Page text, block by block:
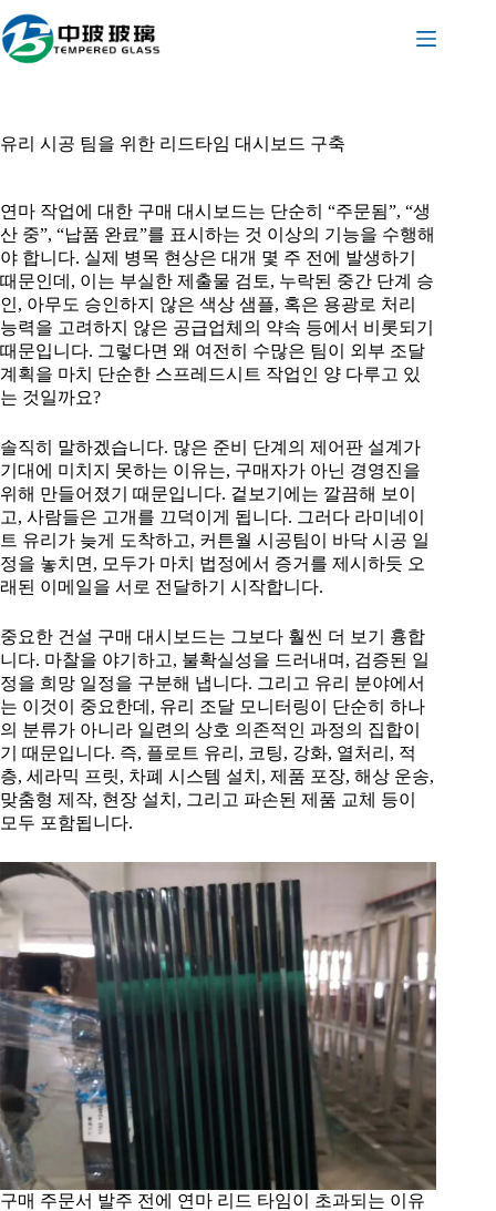
문
으
뛰
유리 시공 팀을 위한 리드타임 대시보드 구축
연마 작업에 대한 구매 대시보드는 단순히 “주문됨”, “생
산 중”, “납품 완료”를 표시하는 것 이상의 기능을 수행해
야 합니다. 실제 병목 현상은 대개 몇 주 전에 발생하기
때문인데, 이는 부실한 제출물 검토, 누락된 중간 단계 승
인, 아무도 승인하지 않은 색상 샘플, 혹은 용광로 처리
능력을 고려하지 않은 공급업체의 약속 등에서 비롯되기
때문입니다. 그렇다면 왜 여전히 수많은 팀이 외부 조달
계획을 마치 단순한 스프레드시트 작업인 양 다루고 있
는 것일까요?
솔직히 말하겠습니다. 많은 준비 단계의 제어판 설계가
기대에 미치지 못하는 이유는, 구매자가 아닌 경영진을
위해 만들어졌기 때문입니다. 겉보기에는 깔끔해 보이
고, 사람들은 고개를 끄덕이게 됩니다. 그러다 라미네이
트 유리가 늦게 도착하고, 커튼월 시공팀이 바닥 시공 일
정을 놓치면, 모두가 마치 법정에서 증거를 제시하듯 오
래된 이메일을 서로 전달하기 시작합니다.
중요한 건설 구매 대시보드는 그보다 훨씬 더 보기 흉합
니다. 마찰을 야기하고, 불확실성을 드러내며, 검증된 일
정을 희망 일정을 구분해 냅니다. 그리고 유리 분야에서
는 이것이 중요한데, 유리 조달 모니터링이 단순히 하나
의 분류가 아니라 일련의 상호 의존적인 과정의 집합이
기 때문입니다. 즉, 플로트 유리, 코팅, 강화, 열처리, 적
층, 세라믹 프릿, 차폐 시스템 설치, 제품 포장, 해상 운송,
맞춤형 제작, 현장 설치, 그리고 파손된 제품 교체 등이
모두 포함됩니다.
구매 주문서 발주 전에 연마 리드 타임이 초과되는 이유